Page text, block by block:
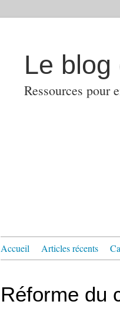
Le blog
Ressources pour
Accueil Articles récents
Réforme du